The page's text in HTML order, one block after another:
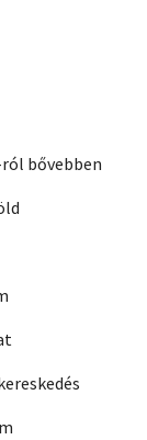
bővebben